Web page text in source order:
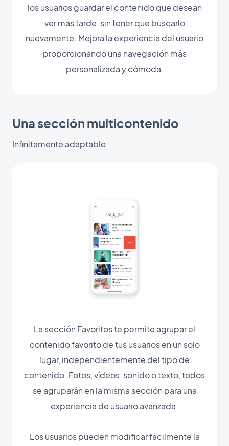
los usuarios guardar el contenido que desean
ver más tarde, sin tener que buscarlo
nuevamente. Mejora la experiencia del usuario
proporcionando una navegación más
personalizada y cómoda.
Una sección multicontenido
Infinitamente adaptable
La sección Favoritos te permite agrupar el
contenido favorito de tus usuarios en un solo
lugar, independientemente del tipo de
contenido. Fotos, vídeos, sonido o texto, todos
se agruparán en la misma sección para una
experiencia de usuario avanzada.
Los usuarios pueden modificar fácilmente la